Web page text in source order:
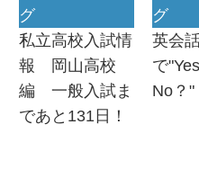
グ
私立高校入試情
報 岡山高校
編 一般入試ま
であと131日！
グ
英会
で
No？"